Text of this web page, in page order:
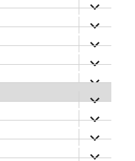
anzeigen
anzeigen
anzeigen
anzeigen
anzeigen
anzeigen
anzeigen